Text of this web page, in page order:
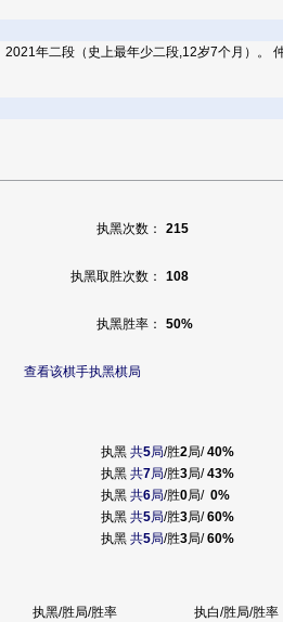
年二段（史上最年少二段,12岁7个月）。
执黑次数： 215
执黑取胜次数： 108
执黑胜率： 50%
查看该棋手执黑棋局
执黑 共5局/胜2局/40%
执黑 共7局/胜3局/43%
执黑 共6局/胜0局/0%
执黑 共5局/胜3局/60%
执黑 共5局/胜3局/60%
执黑/胜局/胜率 执白/胜局/胜率